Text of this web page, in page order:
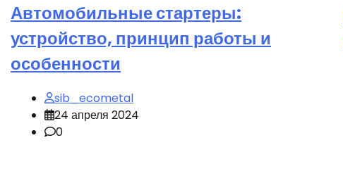
Автомобильные стартеры:
устройство, принцип работы и
особенности
sib_ecometal
24 апреля 2024
0